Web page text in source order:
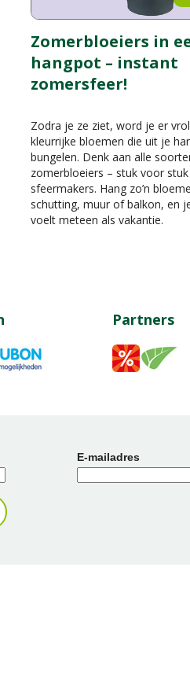
Zomerbloeiers in
hangpot – instant
zomersfeer!
Zodra je ze ziet, word je er
kleurrijke bloemen die uit je
bungelen. Denk aan alle
zomerbloeiers – stuk voor
sfeermakers. Hang zo’n
schutting, muur of balkon, en
voelt meteen als vakantie.
Partners
E-mailadres